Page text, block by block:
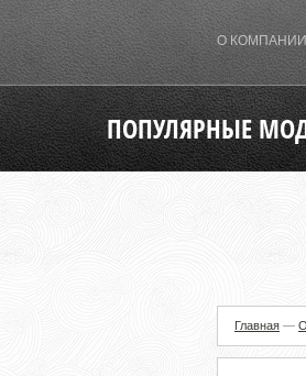
О КОМПАНИИ
ПОПУЛЯРНЫЕ
Главная —